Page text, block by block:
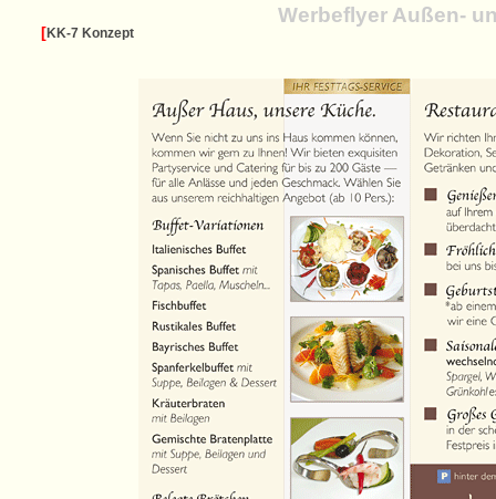
[KK-7 Konzept
Werbeflyer Außen-